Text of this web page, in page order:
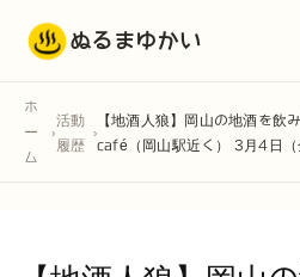
ぬるまゆかい
ホ
ー
ム
›
活動
履歴
›
【地酒人狼】岡山の地酒を飲
café（岡山駅近く） 3月4日